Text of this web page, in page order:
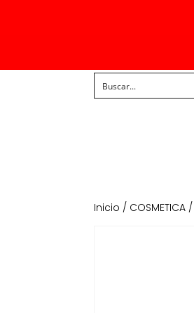
Inicio / COSMETICA /